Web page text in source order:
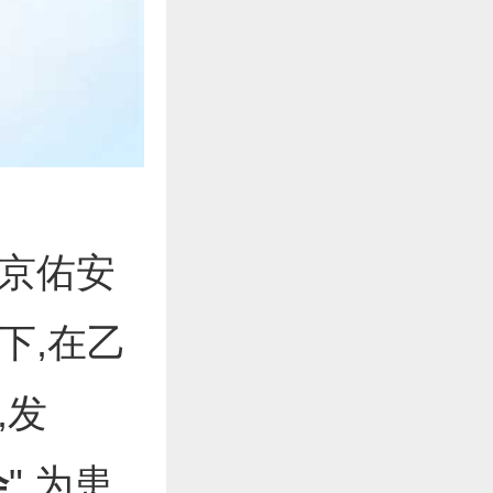
佑安
,在乙
",为患